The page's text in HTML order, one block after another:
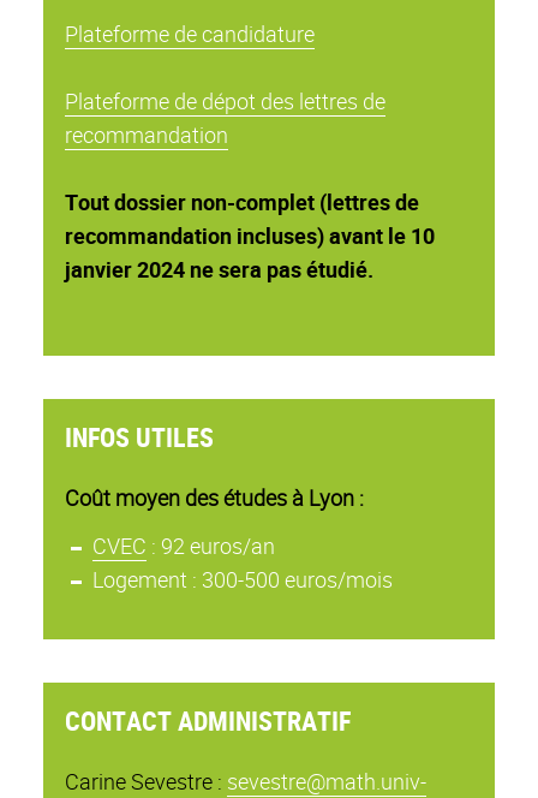
Plateforme de candidature
Plateforme de dépot des lettres de
recommandation
Tout dossier non-complet (lettres de
recommandation incluses) avant le 10
janvier 2024 ne sera pas étudié.
INFOS UTILES
Coût moyen des études à Lyon :
CVEC : 92 euros/an
Logement : 300-500 euros/mois
CONTACT ADMINISTRATIF
Carine Sevestre : sevestre@math.univ-